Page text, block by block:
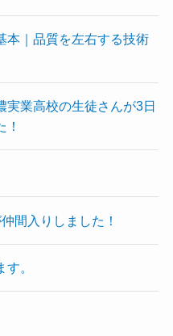
本｜品質を左右する技術
実業高校の生徒さんが3日
間入りしました！
。